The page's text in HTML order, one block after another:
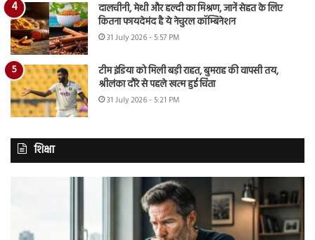
दालचीनी, मेथी और हल्दी का मिश्रण, जानें सेहत के लिए
कितना फायदेमंद है ये नेचुरल कॉम्बिनेशन
31 July 2026 - 5:57 PM
टीम इंडिया को मिली बड़ी राहत, बुमराह की वापसी तय,
श्रीलंका दौरे से पहले खत्म हुई चिंता
31 July 2026 - 5:21 PM
शिक्षा